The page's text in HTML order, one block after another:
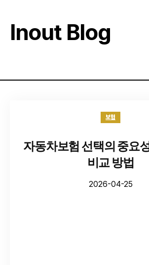
Inout Blog
보험
자동차보험 선택의 중요
비교 방법
2026-04-25